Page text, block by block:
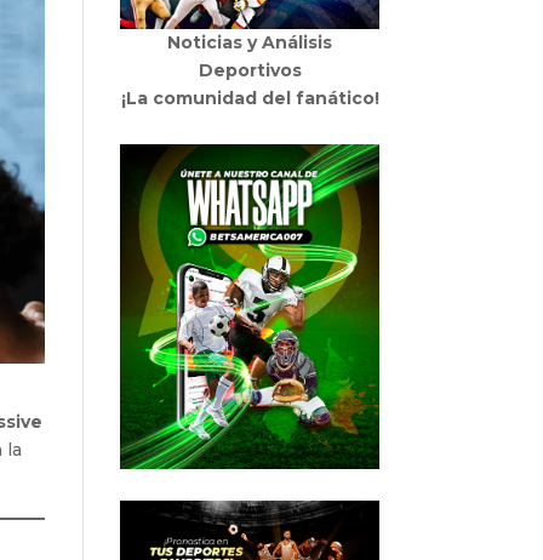
la
Noticias y Análisis
Deportivos
¡La comunidad del fanático!